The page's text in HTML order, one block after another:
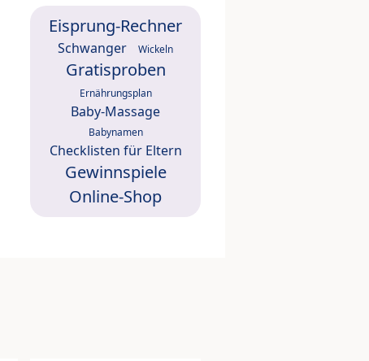
Eisprung-Rechner
Schwanger Wickeln
Gratisproben
Ernährungsplan
Baby-Massage
Babynamen
Checklisten für Eltern
Gewinnspiele
Online-Shop